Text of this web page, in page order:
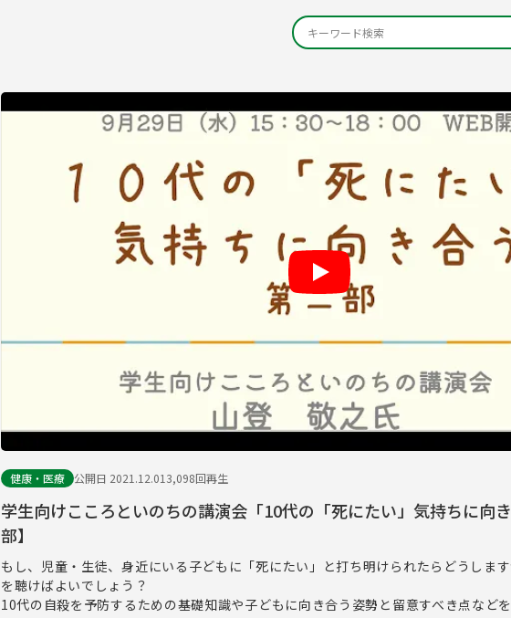
健康・医療 公開日 2021.12.01 3,098回再生
学生向けこころといのちの講演会「10代の「死にたい」気持ちに向
部】
もし、児童・生徒、身近にいる子どもに「死にたい」と打ち明けられたらどうしま
を聴けばよいでしょう？
10代の自殺を予防するための基礎知識や子どもに向き合う姿勢と留意すべき点などを